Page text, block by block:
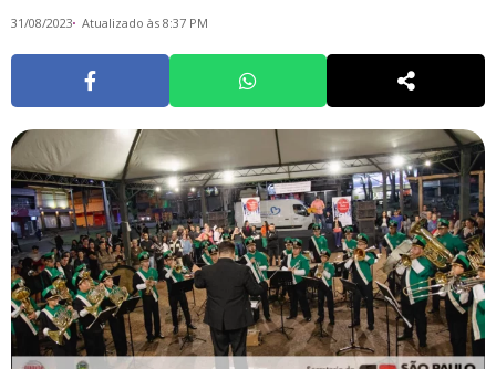
31/08/2023 Atualizado às 8:37 PM